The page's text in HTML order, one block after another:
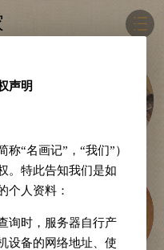
声明
“名画记”，“我们”）
。特此告知我们是如
个人资料：
询时，服务器自行产
设备的网络地址、使